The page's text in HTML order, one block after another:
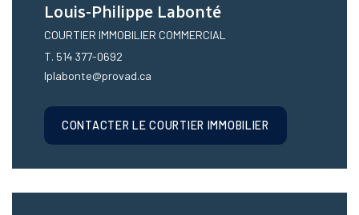
Louis-Philippe Labonté
COURTIER IMMOBILIER COMMERCIAL
T. 514 377-0692
lplabonte@provad.ca
CONTACTER LE COURTIER IMMOBILIER